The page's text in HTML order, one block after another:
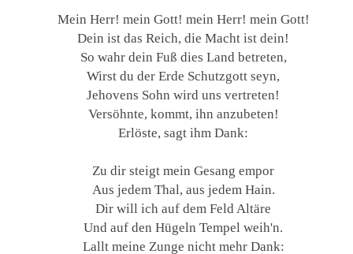
Mein Herr! mein Gott! mein Herr! mein Gott!
Dein ist das Reich, die Macht ist dein!
So wahr dein Fuß dies Land betreten,
Wirst du der Erde Schutzgott seyn,
Jehovens Sohn wird uns vertreten!
Versöhnte, kommt, ihn anzubeten!
Erlöste, sagt ihm Dank:
Zu dir steigt mein Gesang empor
Aus jedem Thal, aus jedem Hain.
Dir will ich auf dem Feld Altäre
Und auf den Hügeln Tempel weih'n.
Lallt meine Zunge nicht mehr Dank: